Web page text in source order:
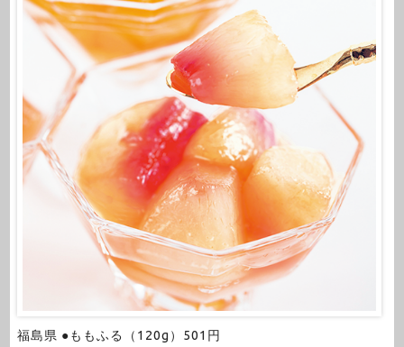
福島県 ●ももふる（120g）501円